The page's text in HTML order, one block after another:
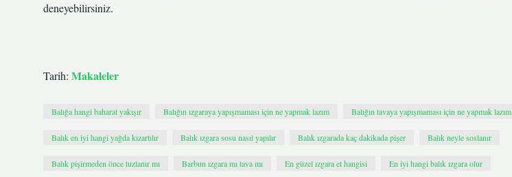
deneyebilirsiniz.
Tarih: Makaleler
Balığa hangi baharat yakışır Balığın ızgaraya yapışmaması için ne yapmak lazım Balığın tavaya yapışmaması için ne yapmak lazım
Balık en iyi hangi yağda kızartılır Balık ızgara sosu nasıl yapılır Balık ızgarada kaç dakikada pişer Balık neyle soslanır
Balık pişirmeden önce tuzlanır mı Barbun ızgara mı tava mı En güzel ızgara et hangisi En iyi hangi balık ızgara olur